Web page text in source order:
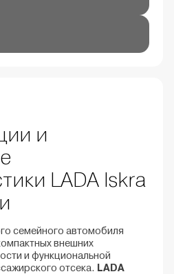
и
LADA Iskra
семейного автомобиля
внешних
и функциональной
отсека.
LADA